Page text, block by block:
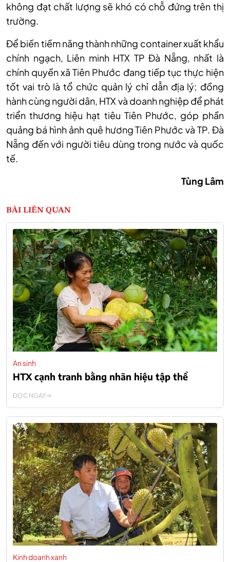
không đạt chất lượng sẽ khó có chỗ đứng trên thị
trường.
Để biến tiềm năng thành những container xuất khẩu
chính ngạch, Liên minh HTX TP Đà Nẵng, nhất là
chính quyền xã Tiên Phước đang tiếp tục thực hiện
tốt vai trò là tổ chức quản lý chỉ dẫn địa lý; đồng
hành cùng người dân, HTX và doanh nghiệp để phát
triển thương hiệu hạt tiêu Tiên Phước, góp phần
quảng bá hình ảnh quê hương Tiên Phước và TP. Đà
Nẵng đến với người tiêu dùng trong nước và quốc
tế.
Tùng Lâm
BÀI LIÊN QUAN
An sinh
HTX cạnh tranh bằng nhãn hiệu tập thể
ĐỌC NGAY
Kinh doanh xanh